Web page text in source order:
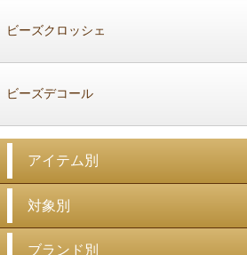
ビーズクロッシェ
ビーズデコール
アイテム別
対象別
ブランド別